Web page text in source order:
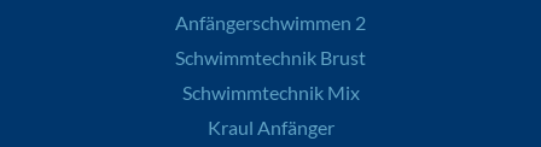
Anfängerschwimmen 2
Schwimmtechnik Brust
Schwimmtechnik Mix
Kraul Anfänger